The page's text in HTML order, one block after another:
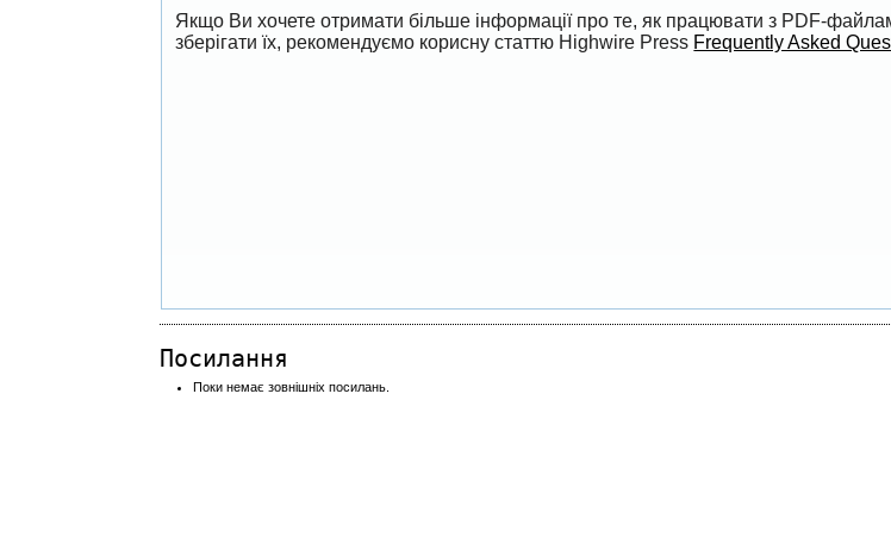
Якщо Ви хочете отримати більше інформації про те, як працювати з PDF-
зберігати їх, рекомендуємо корисну статтю Highwire Press Frequently Asked
Посилання
Поки немає зовнішніх посилань.